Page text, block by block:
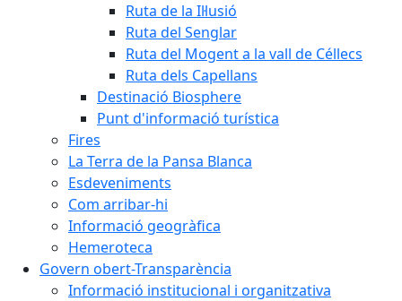
Ruta de la Il·lusió
Ruta del Senglar
Ruta del Mogent a la vall de Céllecs
Ruta dels Capellans
Destinació Biosphere
Punt d'informació turística
Fires
La Terra de la Pansa Blanca
Esdeveniments
Com arribar-hi
Informació geogràfica
Hemeroteca
Govern obert-Transparència
Informació institucional i organitzativa